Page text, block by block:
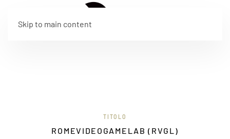
Skip to main content
TITOLO
ROMEVIDEOGAMELAB (RVGL)